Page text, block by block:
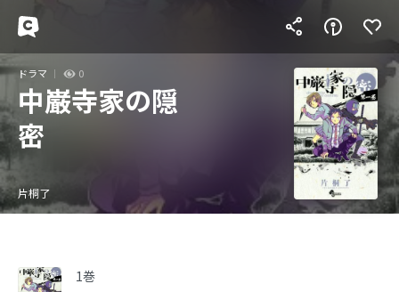
ドラマ 0
中巌寺家の隠
密
片桐了
1巻